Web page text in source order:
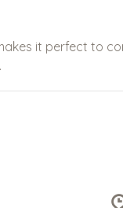
it perfect to